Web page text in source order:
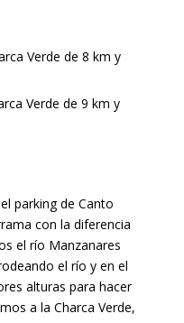
Verde de 8 km y
Verde de 9 km y
parking de Canto
con la diferencia
el río Manzanares
el río y en el
alturas para hacer
a la Charca Verde,